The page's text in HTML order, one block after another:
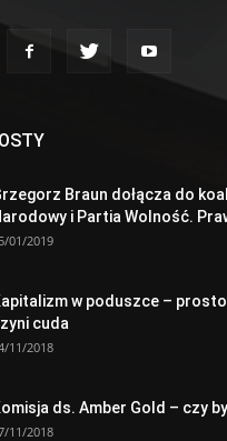
Braun dołącza do
i Partia Wolność.
01/2019
w poduszce –
cuda
11/2018
ds. Amber Gold – czy
11/2018